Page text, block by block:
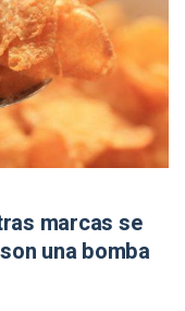
marcas se
una bomba